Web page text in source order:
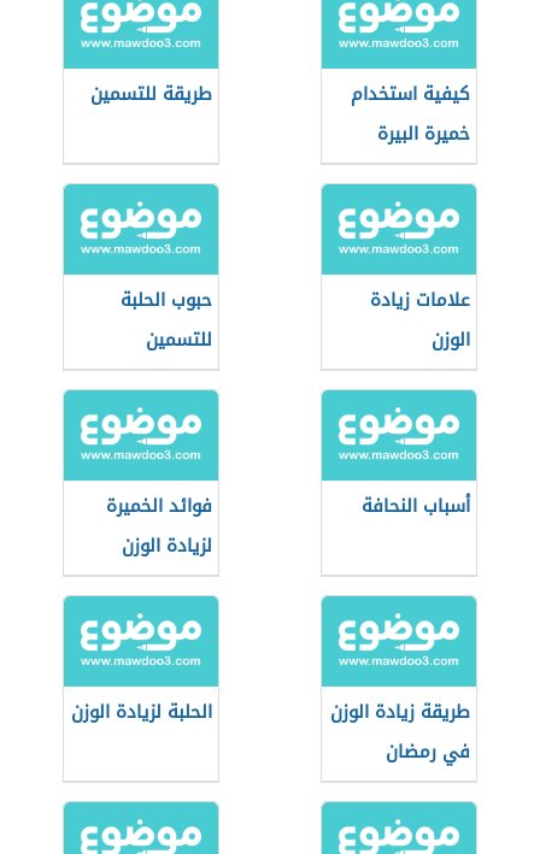
كيفية استخدام
خميرة البيرة
لزيادة الوزن
طريقة للتسمين
علامات زيادة
الوزن
حبوب الحلبة
للتسمين
أسباب النحافة
فوائد الخميرة
لزيادة الوزن
طريقة زيادة الوزن
في رمضان
الحلبة لزيادة الوزن